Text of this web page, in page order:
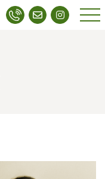
メニ